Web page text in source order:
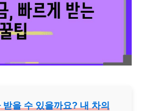
을 수 있을까요? 내 차의